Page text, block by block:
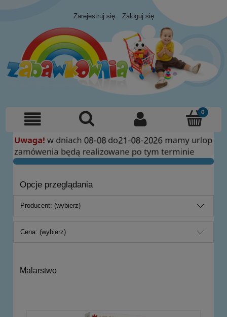
Zarejestruj się Zaloguj się
Opcje przeglądania
Producent: (wybierz)
Cena: (wybierz)
Malarstwo